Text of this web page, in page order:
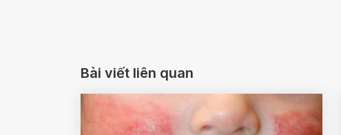
Bài viết liên quan